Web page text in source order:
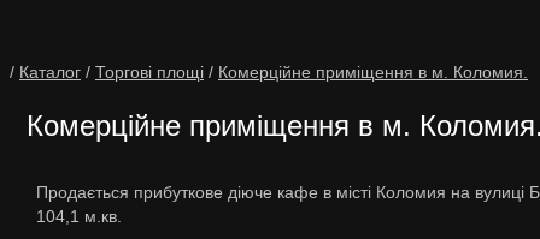
/ Каталог / Торгові площі / Комерційне приміщення в м. Коломия.
Комерційне приміщення в м.
Продається прибуткове діюче кафе в місті Коломия на вулиці
104,1 м.кв.